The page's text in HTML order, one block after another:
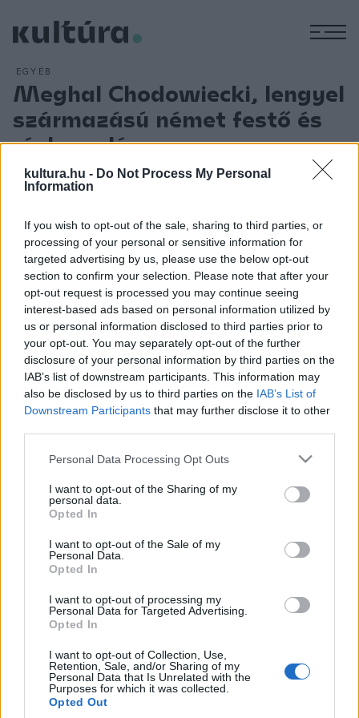
kultura.hu - Do Not Process My Personal
Information
If you wish to opt-out of the sale, sharing to third parties, or
processing of your personal or sensitive information for
targeted advertising by us, please use the below opt-out
section to confirm your selection. Please note that after your
opt-out request is processed you may continue seeing
interest-based ads based on personal information utilized by
us or personal information disclosed to third parties prior to
your opt-out. You may separately opt-out of the further
disclosure of your personal information by third parties on the
IAB’s list of downstream participants. This information may
also be disclosed by us to third parties on the IAB’s List of
Downstream Participants that may further disclose it to other
Please note that this website/app uses one or more Google
not limited to your visit or usage behaviour. You may click to
grant or deny consent to Google and its third-party tags to
use your data for below specified purposes in below Google
consent section.
Personal Data Processing Opt Outs
I want to opt-out of the Sharing of my
personal data.
Opted In
I want to opt-out of the Sale of my
Personal Data.
Opted In
I want to opt-out of processing my
Personal Data for Targeted Advertising.
Opted In
I want to opt-out of Collection, Use,
Retention, Sale, and/or Sharing of my
Personal Data that Is Unrelated with the
Purposes for which it was collected.
Opted Out
EGYÉB
Meghal Chodowiecki, lengyel
származású német festő és
rézkarcoló
Daniel Nikolaus Chodowiecki Gdansk-ban született.
foglalkozott, később tanulta meg a rézkarcolást, és
hamarosan a legkedveltebb illusztrátor lett. 1797-től a berlini
akadémia igazgatója volt. Kisalakú rézkarcain tárgyilagosan,
de jó megfigyeléssel jellemezte kora erkölcsét és alakjait.
Illusztrációkat készített többek közt Lessing: Barnheimi
Minna, Schiller: Ármány és szerelem, Cervantes: Don Quijote
című művéhez. Berlinben hunyt el. Levelezése és útinaplója
1920-ban nyomtatásban is megjelent.